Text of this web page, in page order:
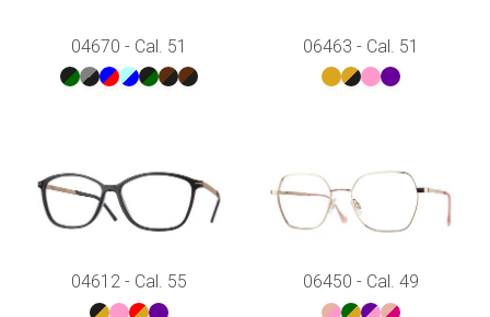
04670 - Cal. 51 06463 - Cal. 51
04612 - Cal. 55 06450 - Cal. 49